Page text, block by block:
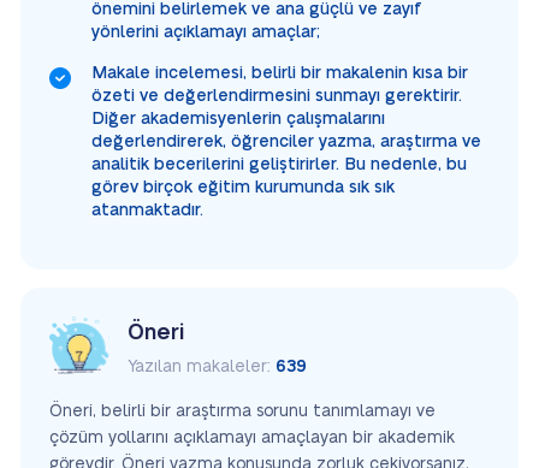
önemini belirlemek ve ana güçlü ve zayıf
yönlerini açıklamayı amaçlar;
Makale incelemesi, belirli bir makalenin kısa bir
özeti ve değerlendirmesini sunmayı gerektirir.
Diğer akademisyenlerin çalışmalarını
değerlendirerek, öğrenciler yazma, araştırma ve
analitik becerilerini geliştirirler. Bu nedenle, bu
görev birçok eğitim kurumunda sık sık
atanmaktadır.
Öneri
Yazılan makaleler: 639
Öneri, belirli bir araştırma sorunu tanımlamayı ve
çözüm yollarını açıklamayı amaçlayan bir akademik
görevdir. Öneri yazma konusunda zorluk çekiyorsanız,